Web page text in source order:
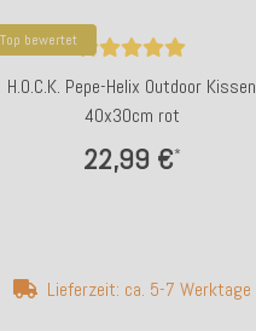
Top bewertet
H.O.C.K. Pepe-Helix Outdoor Kissen
40x30cm rot
22,99 €*
Lieferzeit: ca. 5-7 Werktage